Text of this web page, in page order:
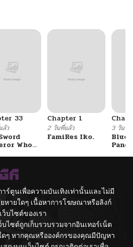
33
ล้ว
Who
ดิเทพดาบ
นือชาติภพ
Chapter 1
2 วันที่แล้ว
FamiRes Iko.
3 วันที่
Blue
ร์ตูนเพื่อความบันเทิงเท่านั้นและไม่มี
หายใดๆ เนื้อหาการโฆษณาหรือลิงก์
บไซต์ของเรา
ซต์ถูกเก็บรวบรวมจากอินเทอร์เน็ต
ดๆ หากคุณหรือองค์กรของคุณมีปัญหา